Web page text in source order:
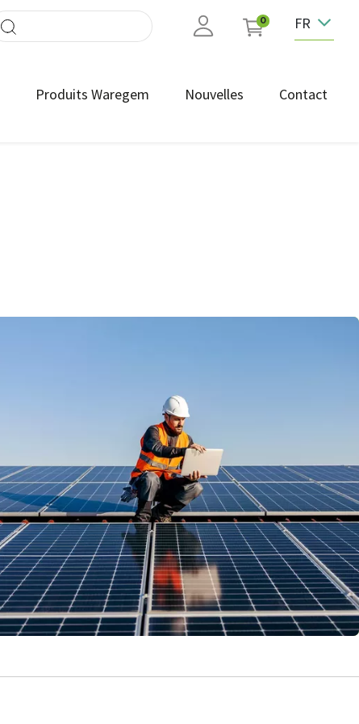
0 FR
Produits Waregem Nouvelles Contact